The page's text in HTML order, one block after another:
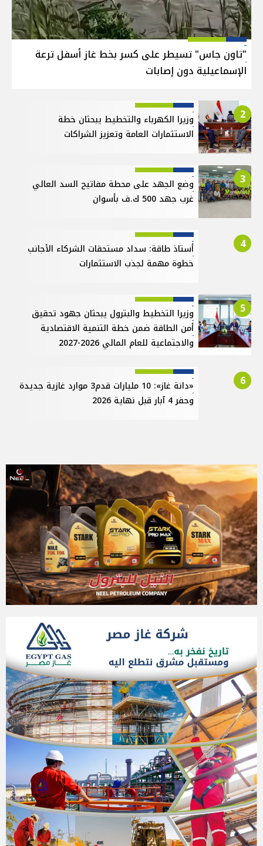
"تاون جاس" تسيطر على كسر بخط غاز أسفل ترعة
الإسماعيلية دون إصابات
2
وزيرا الكهرباء والتخطيط يبحثان خطة
الاستثمارات العامة وتعزيز الشراكات
3
وضع الجهد على محطة مفاتيح السد العالي
غرب جهد 500 ك.ف بأسوان
4
أستاذ طاقة: سداد مستحقات الشركاء الأجانب
خطوة مهمة لجذب الاستثمارات
5
وزيرا التخطيط والبترول يبحثان جهود تحقيق
أمن الطاقة ضمن خطة التنمية الاقتصادية
والاجتماعية للعام المالي 2026-2027
6
«دانة غاز»: 10 مليارات قدم3 موارد غازية جديدة
وحفر 4 آبار قبل نهاية 2026